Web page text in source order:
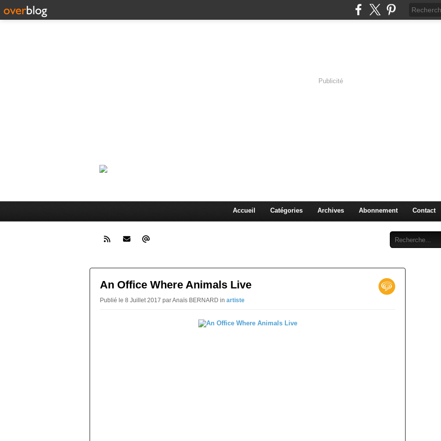
Publicité
Accueil Catégories Archives Abonnement Contact
An Office Where Animals Live
Publié le 8 Juillet 2017 par Anaïs BERNARD in artiste